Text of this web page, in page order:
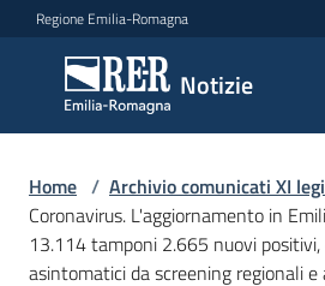
Vai al contenuto
Vai alla navigazione
Vai al footer
Regione Emilia-Romagna
Notizie
Notizie
Comunicati
stampa
Cerca
Home / Archivio comunicati XI
Coronavirus. L'aggiornamento in
13.114 tamponi 2.665 nuovi positivi,
asintomatici da screening regionali